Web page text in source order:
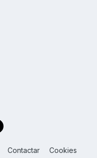
Contactar Cookies